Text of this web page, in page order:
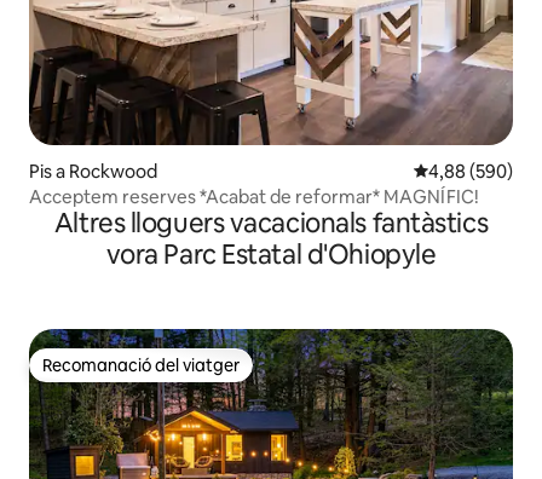
Pis a Rockwood 4,88 de
4,88 (590)
Acceptem reserves *Acabat de reformar* MAGNÍFIC!
Altres lloguers vacacionals fantàstics
vora Parc Estatal d'Ohiopyle
Recomanació del viatger
Recomanació del viatger